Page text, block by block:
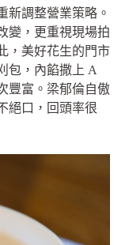
新調整營業策略。
變，更重視現場拍
，美好花生的門市
包，內餡撒上 A
豐富。梁郁倫自傲
絕口，回頭率很